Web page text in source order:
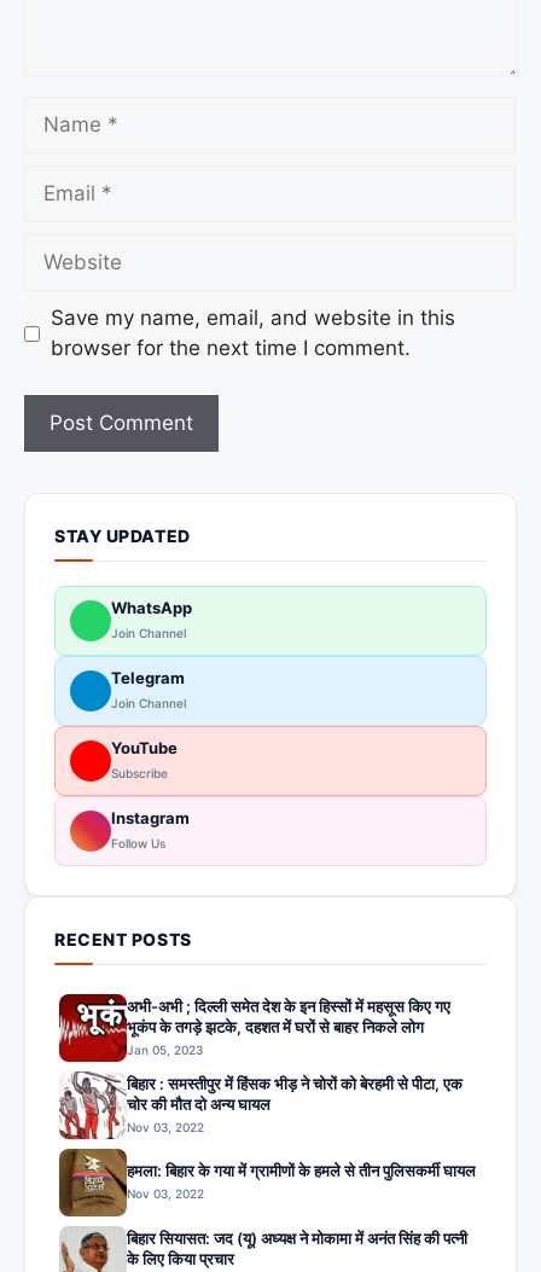
Save my name, email, and website in this
browser for the next time I comment.
STAY UPDATED
WhatsApp
Join Channel
Telegram
Join Channel
YouTube
Subscribe
Instagram
Follow Us
RECENT POSTS
अभी-अभी ; दिल्ली समेत देश के इन हिस्सों में महसूस किए गए
भूकंप के तगड़े झटके, दहशत में घरों से बाहर निकले लोग
Jan 05, 2023
बिहार : समस्तीपुर में हिंसक भीड़ ने चोरों को बेरहमी से पीटा, एक
चोर की मौत दो अन्य घायल
Nov 03, 2022
हमला: बिहार के गया में ग्रामीणों के हमले से तीन पुलिसकर्मी घायल
Nov 03, 2022
बिहार सियासत: जद (यू) अध्यक्ष ने मोकामा में अनंत सिंह की पत्नी
के लिए किया प्रचार